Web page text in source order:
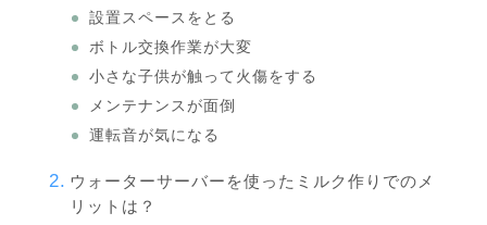
設置スペースをとる
ボトル交換作業が大変
小さな子供が触って火傷をする
メンテナンスが面倒
運転音が気になる
ウォーターサーバーを使ったミルク作りでのメ
リットは？